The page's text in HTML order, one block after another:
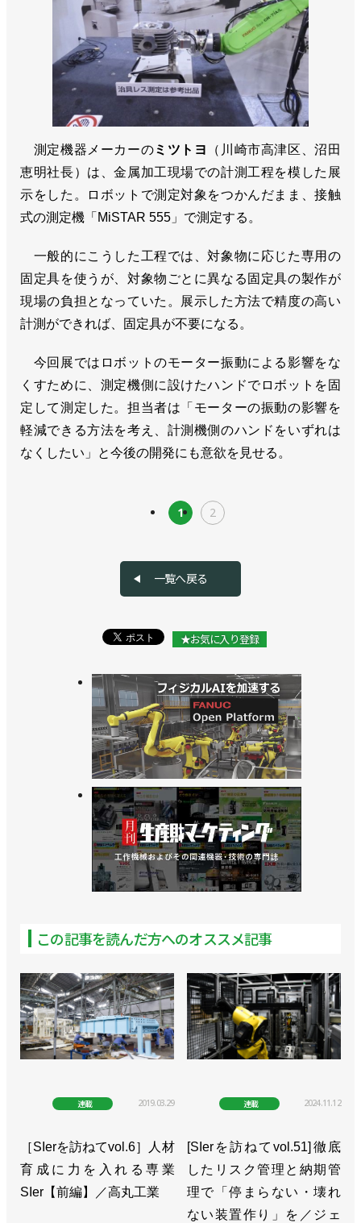
測定機器メーカーのミツトヨ
（川崎市高津区、沼田
恵明社長）は、金属加工現場での計測工程を模した展
示をした。ロボットで測定対象をつかんだまま、接触
式の測定機「MiSTAR 555」で測定する。
一般的にこうした工程では、対象物に応じた専用の
固定具を使うが、対象物ごとに異なる固定具の製作が
現場の負担となっていた。展示した方法で精度の高い
計測ができれば、固定具が不要になる。
今回展ではロボットのモーター振動による影響をな
くすために、測定機側に設けたハンドでロボットを固
定して測定した。担当者は「モーターの振動の影響を
軽減できる方法を考え、計測機側のハンドをいずれは
なくしたい」と今後の開発にも意欲を見せる。
1 2
一覧へ戻る
★お気に入り登録
この記事を読んだ方へのオススメ記事
連載 2019.03.29
［SIerを訪ねてvol.6］人材
育成に力を入れる専業
SIer【前編】／高丸工業
連載 2024.11.12
[SIerを訪ねてvol.51]徹底
したリスク管理と納期管
理で「停まらない・壊れ
ない装置作り」を／ジェ